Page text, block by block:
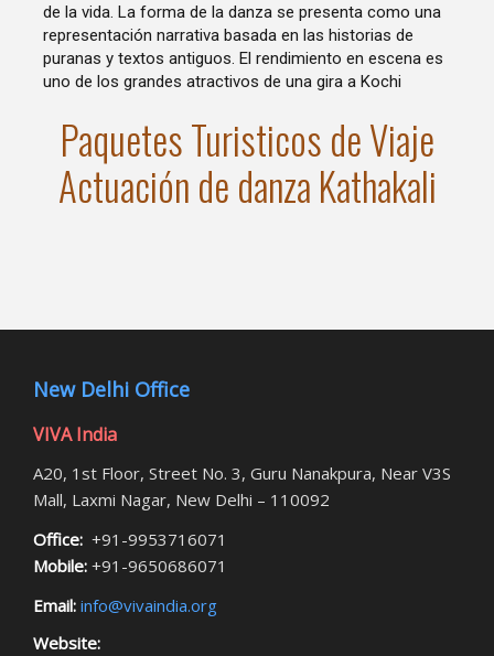
de la vida. La forma de la danza se presenta como una
representación narrativa basada en las historias de
puranas y textos antiguos. El rendimiento en escena es
uno de los grandes atractivos de una gira a Kochi
Paquetes Turisticos de Viaje
Actuación de danza Kathakali
New Delhi Office
VIVA India
A20, 1st Floor, Street No. 3, Guru Nanakpura, Near V3S
Mall, Laxmi Nagar, New Delhi – 110092
Office: +91-9953716071
Mobile: +91-9650686071
Email: info@vivaindia.org
Website: